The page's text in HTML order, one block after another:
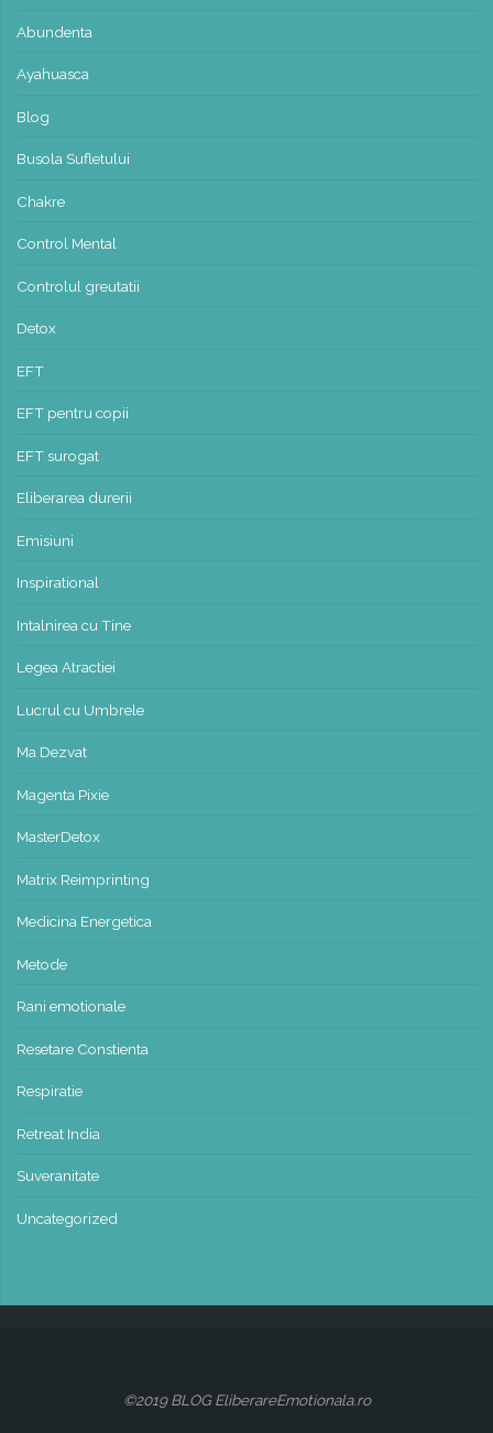
Abundenta
Ayahuasca
Blog
Busola Sufletului
Chakre
Control Mental
Controlul greutatii
Detox
EFT
EFT pentru copii
EFT surogat
Eliberarea durerii
Emisiuni
Inspirational
Intalnirea cu Tine
Legea Atractiei
Lucrul cu Umbrele
Ma Dezvat
Magenta Pixie
MasterDetox
Matrix Reimprinting
Medicina Energetica
Metode
Rani emotionale
Resetare Constienta
Respiratie
Retreat India
Suveranitate
Uncategorized
©2019 BLOG EliberareEmotionala.ro